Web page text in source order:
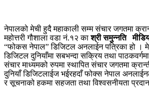
नेपालको मेची हुदै महाकाली सम्म संचार जगतमा
महोत्तरी गौशाला वडा नं.१२ काश्री समुन्नति
“फोकस नेपाल” डिजिटल अनलाईन पत्रिका हो ।
डिजिटल दुनियाँमा सबभन्दा सक्रिय तथा
संचार माध्यमको रुपमा स्थापित संचार जगतमा
दुनियाँ डिजिटलाईज भईरहदाँ फोक्स नेपाल
र सूचनाको हकमा सहजता तथा विश्वसनीयता